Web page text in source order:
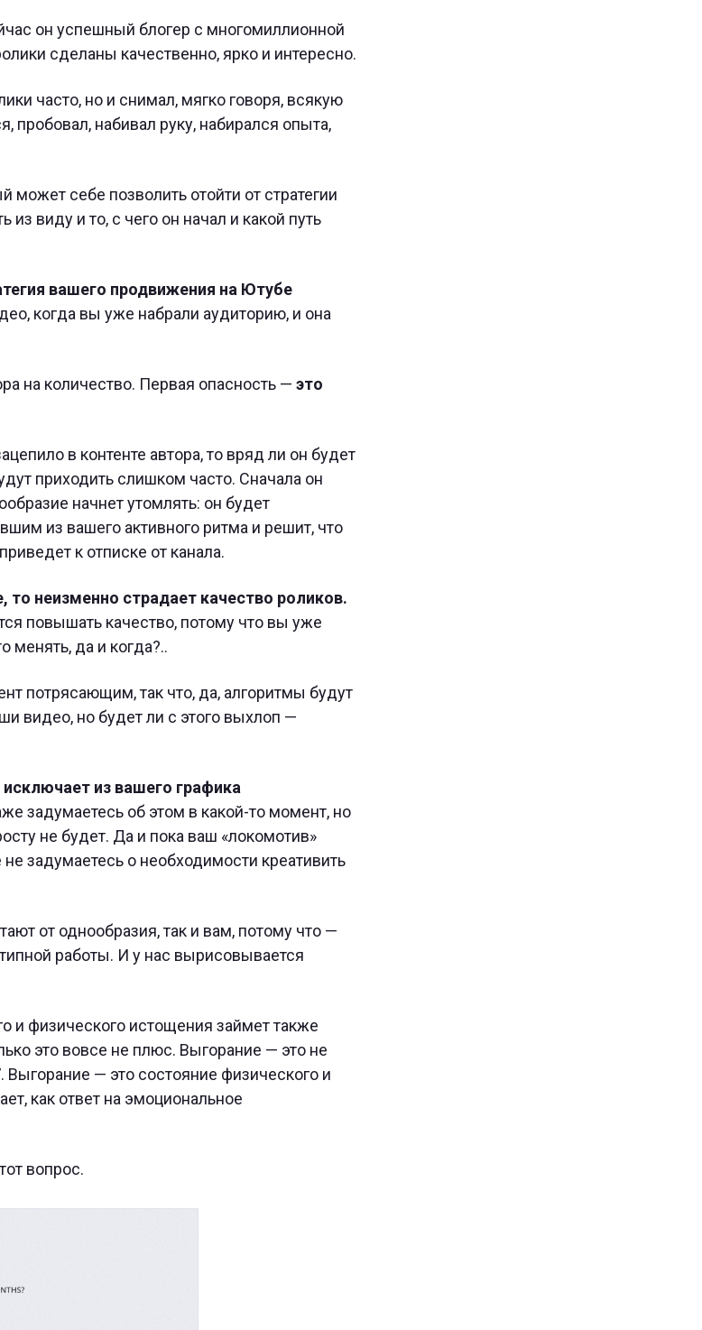
он успешный блогер с многомиллионной
сделаны качественно, ярко и интересно.
часто, но и снимал, мягко говоря, всякую
пробовал, набивал руку, набирался опыта,
может себе позволить отойти от стратегии
из виду и то, с чего он начал и какой путь
вашего продвижения на Ютубе
когда вы уже набрали аудиторию, и она
на количество. Первая опасность — это
в контенте автора, то вряд ли он будет
приходить слишком часто. Сначала он
начнет утомлять: он будет
из вашего активного ритма и решит, что
к отписке от канала.
то неизменно страдает качество роликов.
повышать качество, потому что вы уже
менять, да и когда?..
потрясающим, так что, да, алгоритмы будут
видео, но будет ли с этого выхлоп —
из вашего графика
задумаетесь об этом в какой-то момент, но
не будет. Да и пока ваш «локомотив»
задумаетесь о необходимости креативить
от однообразия, так и вам, потому что —
работы. И у нас вырисовывается
и физического истощения займет также
это вовсе не плюс. Выгорание — это не
Выгорание — это состояние физического и
как ответ на эмоциональное
вопрос.